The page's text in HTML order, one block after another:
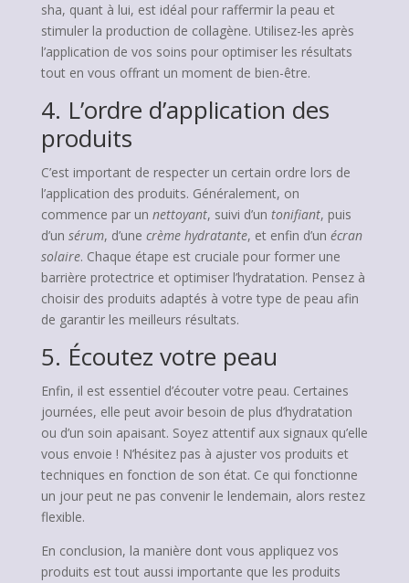
sha, quant à lui, est idéal pour raffermir la peau et
stimuler la production de collagène. Utilisez-les après
l’application de vos soins pour optimiser les résultats
tout en vous offrant un moment de bien-être.
4. L’ordre d’application des
produits
C’est important de respecter un certain ordre lors de
l’application des produits. Généralement, on
commence par un nettoyant, suivi d’un tonifiant, puis
d’un sérum, d’une crème hydratante, et enfin d’un écran
solaire. Chaque étape est cruciale pour former une
barrière protectrice et optimiser l’hydratation. Pensez à
choisir des produits adaptés à votre type de peau afin
de garantir les meilleurs résultats.
5. Écoutez votre peau
Enfin, il est essentiel d’écouter votre peau. Certaines
journées, elle peut avoir besoin de plus d’hydratation
ou d’un soin apaisant. Soyez attentif aux signaux qu’elle
vous envoie ! N’hésitez pas à ajuster vos produits et
techniques en fonction de son état. Ce qui fonctionne
un jour peut ne pas convenir le lendemain, alors restez
flexible.
En conclusion, la manière dont vous appliquez vos
produits est tout aussi importante que les produits